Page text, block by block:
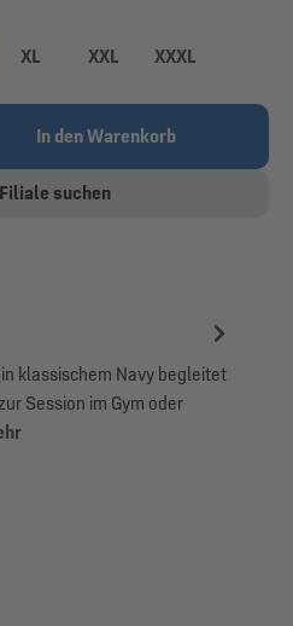
XL XXL XXXL
gewünschten Wert ein
In den Warenkorb
suchen
klassischem Navy begleitet
Session im Gym oder